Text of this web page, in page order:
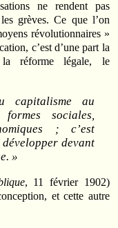
ne rendent pas
grèves. Ce que l’on
révolutionnaires »
c’est d’une part la
réforme légale, le
au
sociales,
; c’est
devant
»
, 11 février 1902)
et cette autre